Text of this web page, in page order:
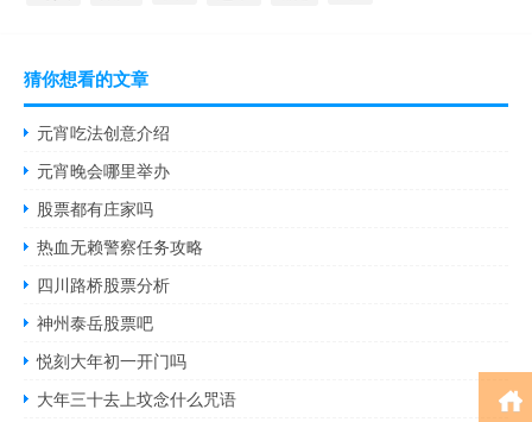
猜你想看的文章
元宵吃法创意介绍
元宵晚会哪里举办
股票都有庄家吗
热血无赖警察任务攻略
四川路桥股票分析
神州泰岳股票吧
悦刻大年初一开门吗
大年三十去上坟念什么咒语